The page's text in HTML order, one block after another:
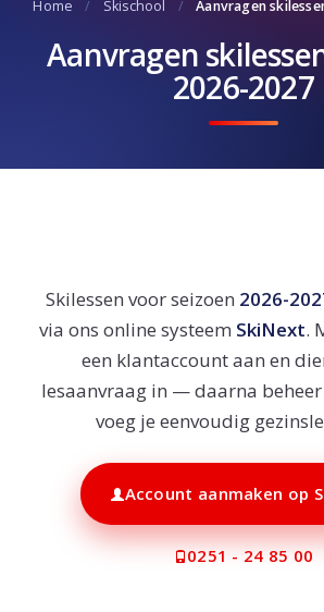
Onderhoud
Koopgidsen
Home / Skischool / Aanvragen
Aanvragen
2026-2027
Skilessen voor seizoen 2026-
via ons online systeem SkiNext.
een klantaccount aan en
lesaanvraag in — daarna beheer
voeg je eenvoudig
Account aanmaken op
0251 - 24 85 00